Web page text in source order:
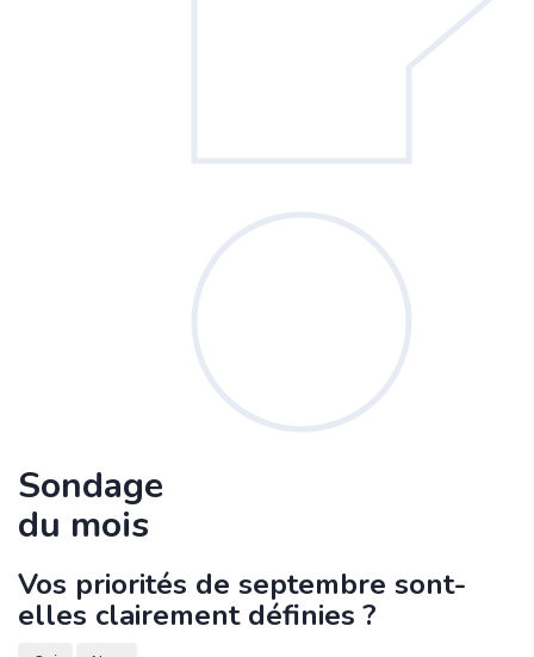
Sondage
du mois
Vos priorités de septembre sont-
elles clairement définies ?